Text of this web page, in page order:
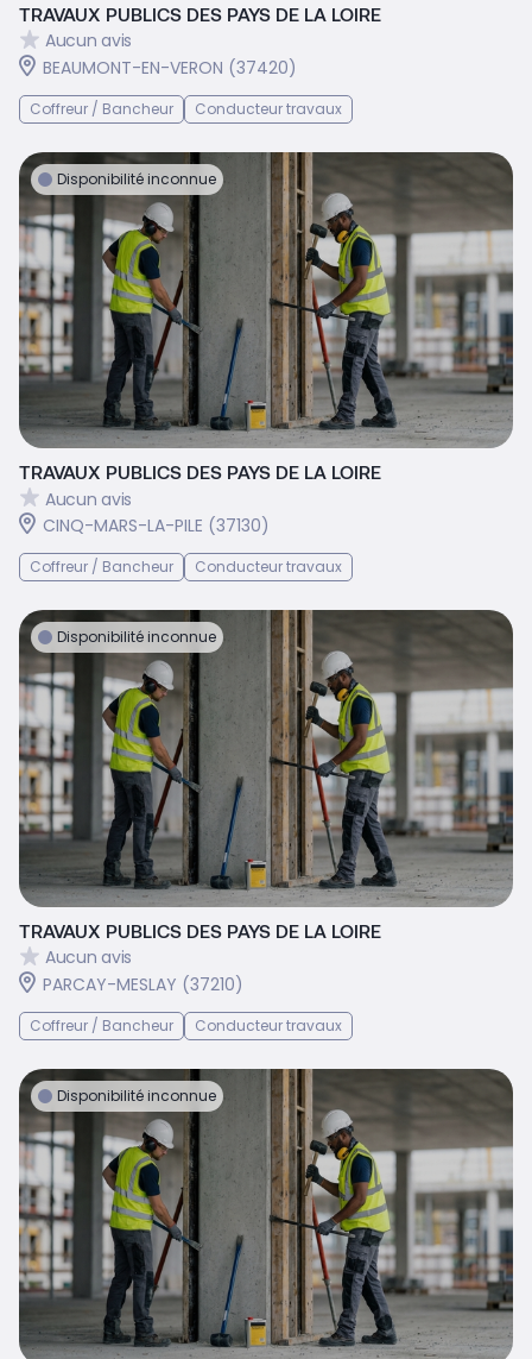
TRAVAUX PUBLICS DES PAYS DE LA LOIRE
Aucun avis
BEAUMONT-EN-VERON (37420)
Coffreur / Bancheur Conducteur travaux
Disponibilité inconnue
TRAVAUX PUBLICS DES PAYS DE LA LOIRE
Aucun avis
CINQ-MARS-LA-PILE (37130)
Coffreur / Bancheur Conducteur travaux
Disponibilité inconnue
TRAVAUX PUBLICS DES PAYS DE LA LOIRE
Aucun avis
PARCAY-MESLAY (37210)
Coffreur / Bancheur Conducteur travaux
Disponibilité inconnue